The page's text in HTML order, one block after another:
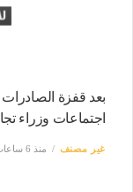
اجتماعات وزراء
غير مصنف منذ 6 ساعات